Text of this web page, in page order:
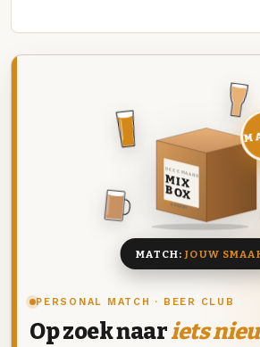
PERSONAL MATCH · BEER CLUB
Op zoek naariets
DEZE MAAND
MIX
BOX
8 BIEREN
MATCH:JOUW